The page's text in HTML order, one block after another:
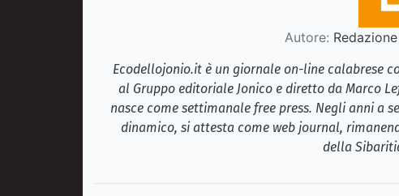
Autore:
Ecodellojonio.it è un giornale on-line calabrese
al Gruppo editoriale Jonico e diretto da Marco
nasce come settimanale free press. Negli anni a
dinamico, si attesta come web journal,
della